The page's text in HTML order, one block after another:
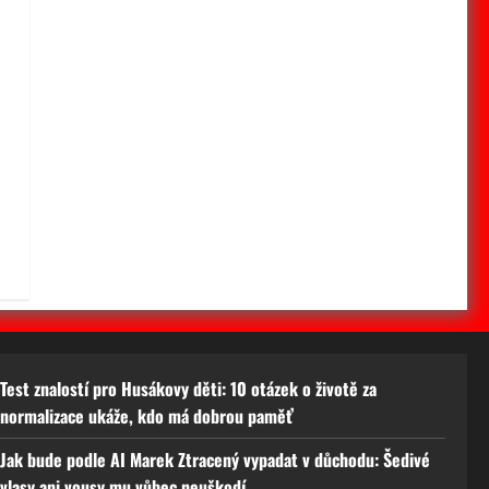
Test znalostí pro Husákovy děti: 10 otázek o životě za
normalizace ukáže, kdo má dobrou paměť
Jak bude podle AI Marek Ztracený vypadat v důchodu: Šedivé